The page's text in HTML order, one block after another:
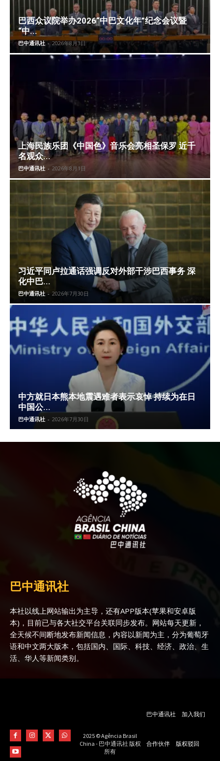
巴西众议院举办2026“中巴文化年”纪念会议暨
“中...
巴中通讯社 - 2026年8月3日
上海民族乐团《中国色》音乐会亮相圣保罗 近千
名观众...
巴中通讯社 - 2026年8月1日
习近平同卢拉通话强调反对外部干涉巴西事务 深
化中巴...
巴中通讯社 - 2026年7月30日
中方就日本熊本地震遇难者表示哀悼 持续为在日
中国公...
巴中通讯社 - 2026年7月30日
巴中通讯社
本社以线上网站输出为主导，还有APP版本(苹果和安卓版
本)，目前已与各大社交平台关联同步发布。网站每天更新，
全天候不间断地发布新闻信息，内容以新闻为主，分为葡萄牙
语和中文两大版本，包括国内、国际、科技、经济、政治、生
活、华人等新闻类别。
2025 © Agência Brasil
China - 巴中通讯社 版权
所有
巴中通讯社 加入我们
合作伙伴 版权驳回